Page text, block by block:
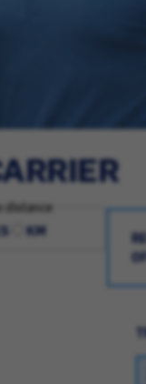
distance
KM